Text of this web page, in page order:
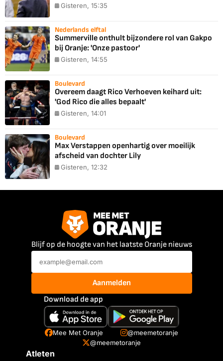
Gisteren, 15:35
Nederlands elftal
Summerville onthult bijzondere rol van Gakpo
bij Oranje: 'Onze pastoor'
Gisteren, 14:55
Boulevard
Overeem daagt Rico Verhoeven keihard uit:
'God Rico die alles bepaalt'
Gisteren, 14:01
Boulevard
Max Verstappen openhartig over moeilijk
afscheid van dochter Lily
Gisteren, 12:32
Blijf op de hoogte van het laatste Oranje nieuws
Aanmelden
Download de app
Mee Met Oranje
@meemetoranje
@meemetoranje
Atleten